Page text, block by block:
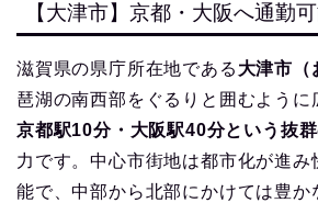
【大津市】京都・大阪へ通勤
滋賀県の県庁所在地である 大津市（
琶湖の南西部をぐるりと囲むように
京都駅10分・大阪駅40分という抜
力です。中心市街地は都市化が進み
能で、中部から北部にかけては豊か